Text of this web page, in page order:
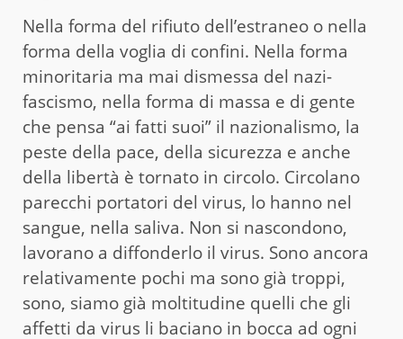
Nella forma del rifiuto dell’estraneo o nella
forma della voglia di confini. Nella forma
minoritaria ma mai dismessa del nazi-
fascismo, nella forma di massa e di gente
che pensa “ai fatti suoi” il nazionalismo, la
peste della pace, della sicurezza e anche
della libertà è tornato in circolo. Circolano
parecchi portatori del virus, lo hanno nel
sangue, nella saliva. Non si nascondono,
lavorano a diffonderlo il virus. Sono ancora
relativamente pochi ma sono già troppi,
sono, siamo già moltitudine quelli che gli
affetti da virus li baciano in bocca ad ogni